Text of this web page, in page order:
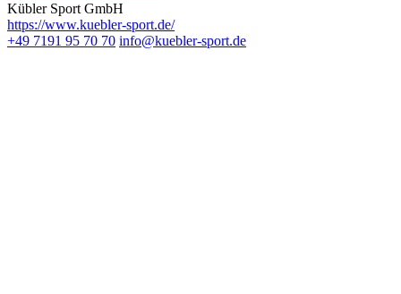
Kübler Sport GmbH
https://www.kuebler-sport.de/
+49 7191 95 70 70 info@kuebler-sport.de